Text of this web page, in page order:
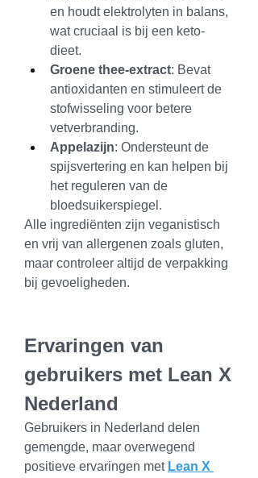
en houdt elektrolyten in balans,
wat cruciaal is bij een keto-
dieet.
Groene thee-extract: Bevat
antioxidanten en stimuleert de
stofwisseling voor betere
vetverbranding.
Appelazijn: Ondersteunt de
spijsvertering en kan helpen bij
het reguleren van de
bloedsuikerspiegel.
Alle ingrediënten zijn veganistisch
en vrij van allergenen zoals gluten,
maar controleer altijd de verpakking
bij gevoeligheden.
Ervaringen van
gebruikers met Lean X
Nederland
Gebruikers in Nederland delen
gemengde, maar overwegend
positieve ervaringen met Lean X